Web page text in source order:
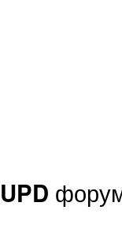
UPD